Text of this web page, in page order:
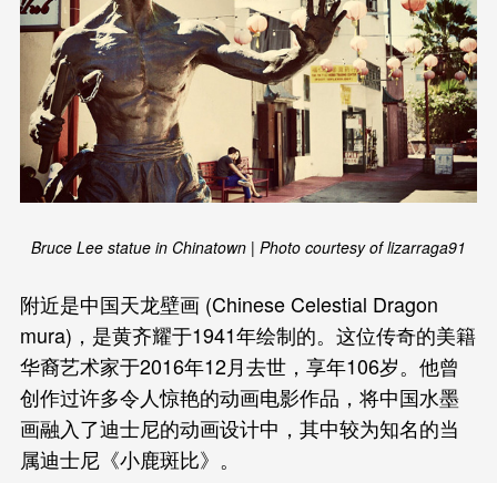
Bruce Lee statue in Chinatown | Photo courtesy of lizarraga91
附近是中国天龙壁画 (Chinese Celestial Dragon
mura)，是黄齐耀于1941年绘制的。这位传奇的美籍
华裔艺术家于2016年12月去世，享年106岁。他曾
创作过许多令人惊艳的动画电影作品，将中国水墨
画融入了迪士尼的动画设计中，其中较为知名的当
属迪士尼《小鹿斑比》。